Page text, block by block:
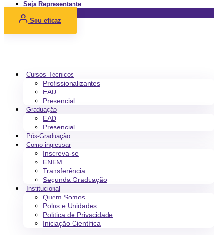
Seja Representante
Sou eficaz
Cursos Técnicos
Profissionalizantes
EAD
Presencial
Graduação
EAD
Presencial
Pós-Graduação
Como ingressar
Inscreva-se
ENEM
Transferência
Segunda Graduação
Institucional
Quem Somos
Polos e Unidades
Política de Privacidade
Iniciação Científica